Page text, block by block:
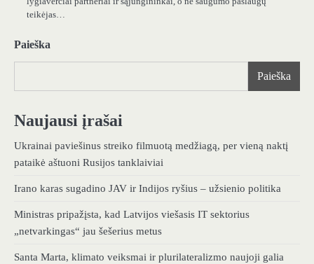
teikėjas…
Paieška
Paieška
Naujausi įrašai
Ukrainai paviešinus streiko filmuotą medžiagą, per vieną naktį
pataikė aštuoni Rusijos tanklaiviai
Irano karas sugadino JAV ir Indijos ryšius – užsienio politika
Ministras pripažįsta, kad Latvijos viešasis IT sektorius
„netvarkingas“ jau šešerius metus
Santa Marta, klimato veiksmai ir plurilateralizmo naujoji galia